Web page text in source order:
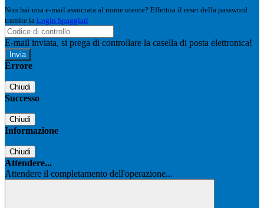
Non hai una e-mail associata al nome utente? Effettua il reset della password
tramite la Login Spaggiari
E-mail inviata, si prega di controllare la casella di posta elettronica!
Errore
Chiudi
Successo
Chiudi
Informazione
Chiudi
Attendere...
Attendere il completamento dell'operazione...